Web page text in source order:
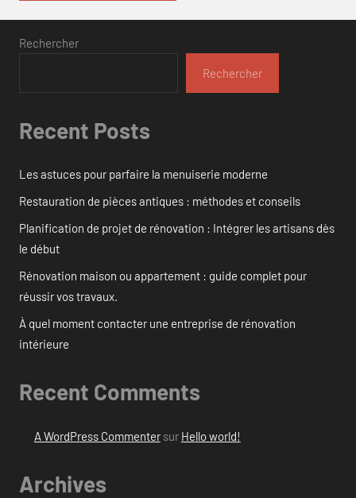
Rechercher
Rechercher
Recent Posts
Les astuces pour parfaire la menuiserie moderne
Restauration de pièces antiques : méthodes et conseils
Planification de projet de rénovation : Intégrer les artisans dès
le début
Rénovation maison ou appartement : guide complet pour
réussir vos travaux.
À quel moment contacter une entreprise de rénovation
intérieure
Recent Comments
A WordPress Commentersur Hello world!
Archives